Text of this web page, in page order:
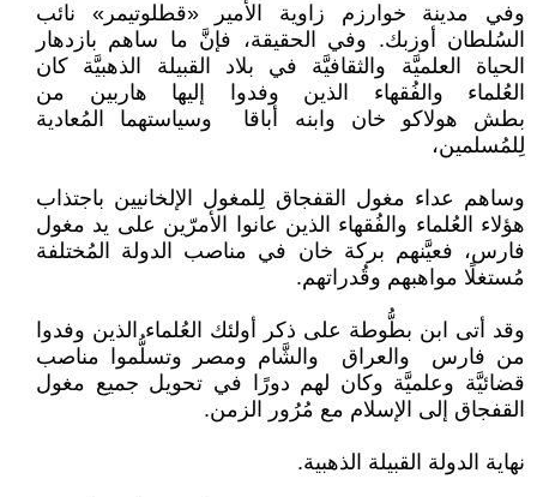
وفي مدينة خوارزم زاوية الأمير «قطلوتيمر» نائب
السُلطان أوزبك. وفي الحقيقة، فإنَّ ما ساهم بازدهار
الحياة العلميَّة والثقافيَّة في بلاد القبيلة الذهبيَّة كان
العُلماء والفُقهاء الذين وفدوا إليها هاربين من
بطش هولاكو خان وابنه أباقا وسياستهما المُعادية
لِلمُسلمين،
وساهم عداء مغول القفجاق لِلمغول الإلخانيين باجتذاب
هؤلاء العُلماء والفُقهاء الذين عانوا الأمرّين على يد مغول
فارس، فعيَّنهم بركة خان في مناصب الدولة المُختلفة
مُستغلًا مواهبهم وقُدراتهم.
وقد أتى ابن بطُّوطة على ذكر أولئك العُلماء الذين وفدوا
من فارس والعراق والشَّام ومصر وتسلُّموا مناصب
قضائيَّة وعلميَّة وكان لهم دورًا في تحويل جميع مغول
القفجاق إلى الإسلام مع مُرُور الزمن.
نهاية الدولة القبيلة الذهبية.